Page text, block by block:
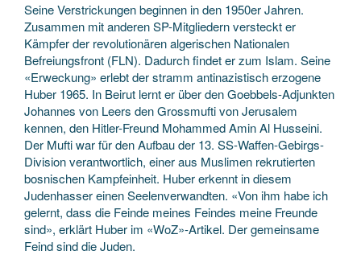
Seine Verstrickungen beginnen in den 1950er Jahren.
Zusammen mit anderen SP-Mitgliedern versteckt er
Kämpfer der revolutionären algerischen Nationalen
Befreiungsfront (FLN). Dadurch findet er zum Islam. Seine
«Erweckung» erlebt der stramm antinazistisch erzogene
Huber 1965. In Beirut lernt er über den Goebbels-Adjunkten
Johannes von Leers den Grossmufti von Jerusalem
kennen, den Hitler-Freund Mohammed Amin Al Husseini.
Der Mufti war für den Aufbau der 13. SS-Waffen-Gebirgs-
Division verantwortlich, einer aus Muslimen rekrutierten
bosnischen Kampfeinheit. Huber erkennt in diesem
Judenhasser einen Seelenverwandten. «Von ihm habe ich
gelernt, dass die Feinde meines Feindes meine Freunde
sind», erklärt Huber im «WoZ»-Artikel. Der gemeinsame
Feind sind die Juden.